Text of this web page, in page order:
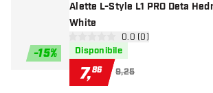
-15%
Alette L-Style L1 PRO Deta
White
apri pannello
0 stelle di valutazione
0.0 (0)
Disponibile
7,86 9,25